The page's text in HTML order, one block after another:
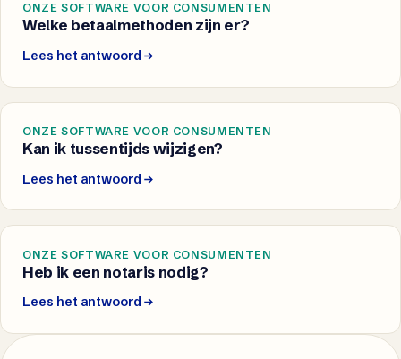
ONZE SOFTWARE VOOR CONSUMENTEN
Welke betaalmethoden zijn er?
Lees het antwoord
ONZE SOFTWARE VOOR CONSUMENTEN
Kan ik tussentijds wijzigen?
Lees het antwoord
ONZE SOFTWARE VOOR CONSUMENTEN
Heb ik een notaris nodig?
Lees het antwoord